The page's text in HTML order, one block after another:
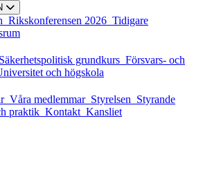
Rikskonferensen 2026 Tidigare
Säkerhetspolitisk grundkurs Försvars- och
och högskola
Våra medlemmar Styrelsen Styrande
praktik Kontakt Kansliet